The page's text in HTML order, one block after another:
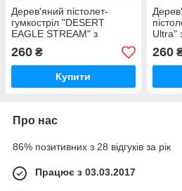
Дерев'яний пістолет-
гумкостріл "DESERT
EAGLE STREAM" з
STANDOFF 2, іграшкова
зброя
260 ₴
Купити
Ultra"
260
Про нас
86% позитивних з 28 відгуків за рік
Працює з 03.03.2017